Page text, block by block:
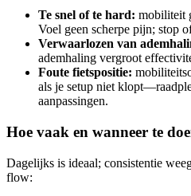
Te snel of te hard: mobiliteit
Voel geen scherpe pijn; stop
Verwaarlozen van
ademhaling vergroot
Foute fietspositie:
als je setup niet
aanpassingen.
Hoe vaak en wanneer te
Dagelijks is ideaal; consistentie
flow: